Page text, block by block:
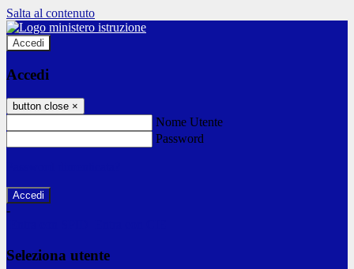
Salta al contenuto
Accedi
Accedi
button close ×
Nome Utente
Password
-
Seleziona utente